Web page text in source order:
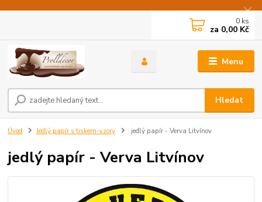
Menu
Hledat
0 ks
za 0,00 Kč
Úvod Jedlý papír s tiskem-vzory jedlý papír - Verva Litvínov
jedlý papír - Verva Litvínov